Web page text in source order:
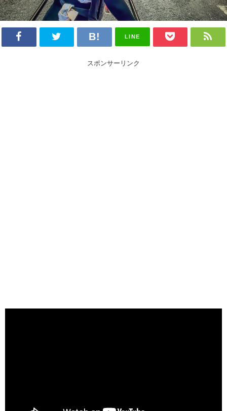
LINE
スポンサーリンク